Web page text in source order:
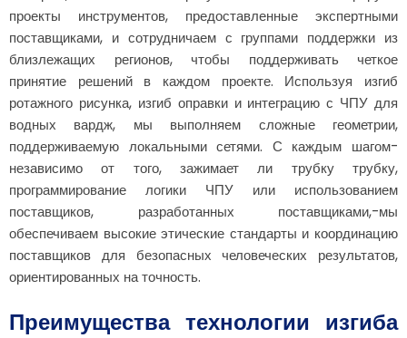
проекты инструментов, предоставленные экспертными
поставщиками, и сотрудничаем с группами поддержки из
близлежащих регионов, чтобы поддерживать четкое
принятие решений в каждом проекте. Используя изгиб
ротажного рисунка, изгиб оправки и интеграцию с ЧПУ для
водных вардж, мы выполняем сложные геометрии,
поддерживаемую локальными сетями. С каждым шагом-
независимо от того, зажимает ли трубку трубку,
программирование логики ЧПУ или использованием
поставщиков, разработанных поставщиками,-мы
обеспечиваем высокие этические стандарты и координацию
поставщиков для безопасных человеческих результатов,
ориентированных на точность.
Преимущества технологии изгиба